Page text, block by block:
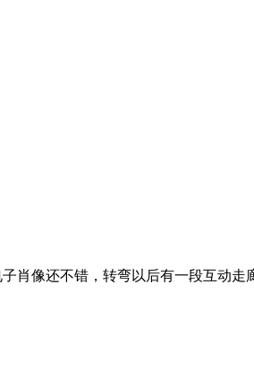
像还不错，转弯以后有一段互动走